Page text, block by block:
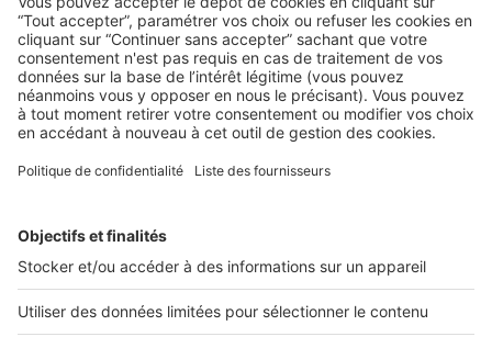
Boost Social Immo : la solution pour
piloter et amplifier la visibilité de vos
annonces sur les réseaux sociaux
SeLoger lance aujourd’hui Boost Social Immo, un outil qui
vous donne la possibilité de mettre en avant ...